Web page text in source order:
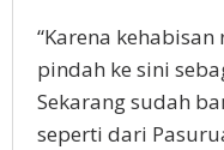
“Karena
pindah ke sini
Sekarang sudah
seperti dari